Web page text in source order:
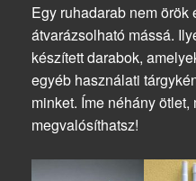
Egy ruhadarab nem örök
átvarázsolható mássá.
készített darabok,
egyéb használati
minket. Íme néhány
megvalósíthatsz!